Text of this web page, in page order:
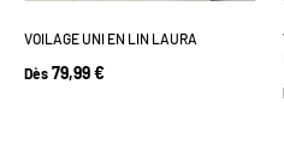
VOILAGE UNI EN LIN LAURA
Dès 79,99 €